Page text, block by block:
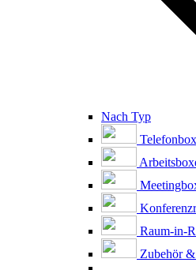
Nach Typ
Raum-in-
Zubehör